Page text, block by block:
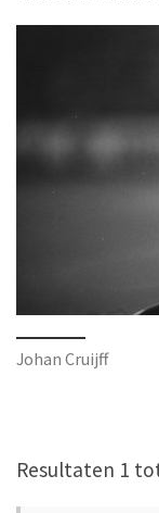
Johan Cruijff
Resultaten 1